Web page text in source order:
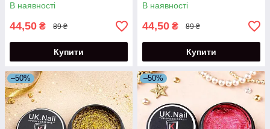
В наявності
44,50 ₴ 89 ₴
Купити
В наявності
44,50 ₴ 89 ₴
Купити
–50% –50%